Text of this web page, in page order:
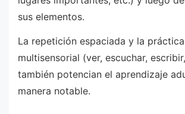
sus elementos.
La repetición espaciada y la práctica
multisensorial (ver, escuchar,
también potencian el aprendizaje
manera notable.